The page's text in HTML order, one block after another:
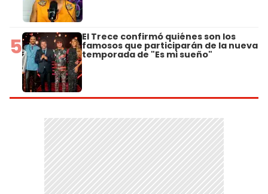
5 El Trece confirmó quiénes son los
famosos que participarán de la nueva
temporada de "Es mi sueño"